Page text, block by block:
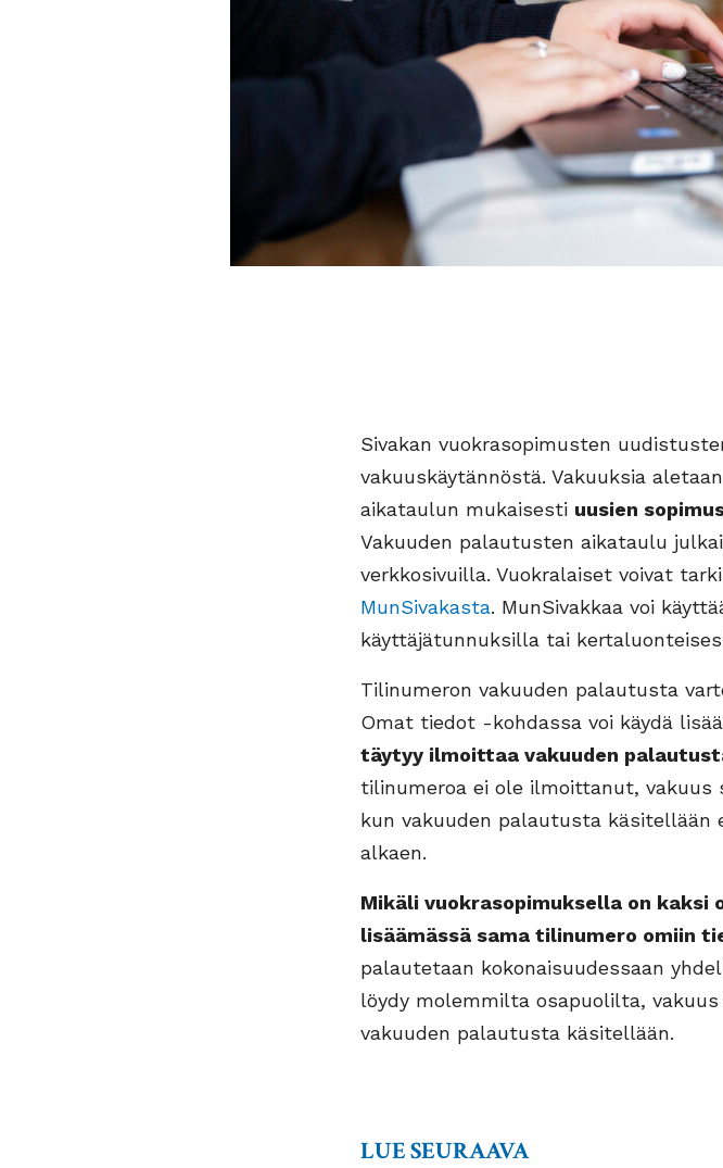
Sivakan vuokrasopimusten
vakuuskäytännöstä. Vakuuksia
aikataulun mukaisesti uusien
Vakuuden palautusten aikataulu
verkkosivuilla. Vuokralaiset voivat
MunSivakasta. MunSivakkaa voi
käyttäjätunnuksilla tai
Tilinumeron vakuuden palautusta
Omat tiedot -kohdassa voi käydä
täytyy ilmoittaa vakuuden
tilinumeroa ei ole ilmoittanut, vakuus
kun vakuuden palautusta käsitellään
alkaen.
Mikäli vuokrasopimuksella on kaksi
lisäämässä sama tilinumero omiin
palautetaan kokonaisuudessaan
löydy molemmilta osapuolilta,
vakuuden palautusta käsitellään.
LUE SEURAAVA